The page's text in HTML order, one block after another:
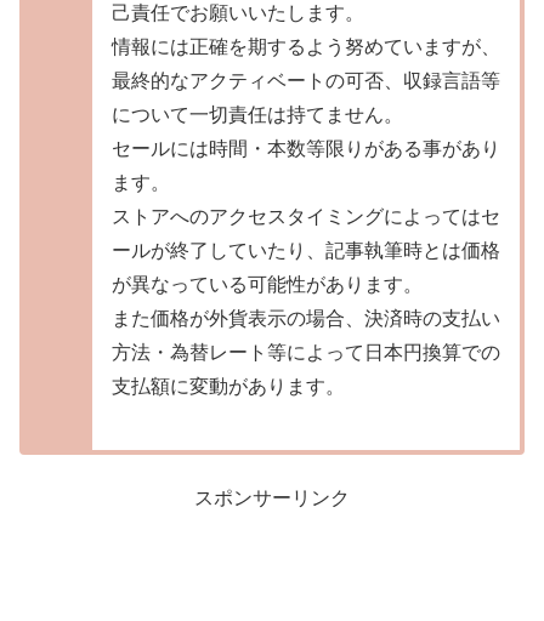
己責任でお願いいたします。
情報には正確を期するよう努めていますが、
最終的なアクティベートの可否、収録言語等
について一切責任は持てません。
セールには時間・本数等限りがある事があり
ます。
ストアへのアクセスタイミングによってはセ
ールが終了していたり、記事執筆時とは価格
が異なっている可能性があります。
また価格が外貨表示の場合、決済時の支払い
方法・為替レート等によって日本円換算での
支払額に変動があります。
スポンサーリンク